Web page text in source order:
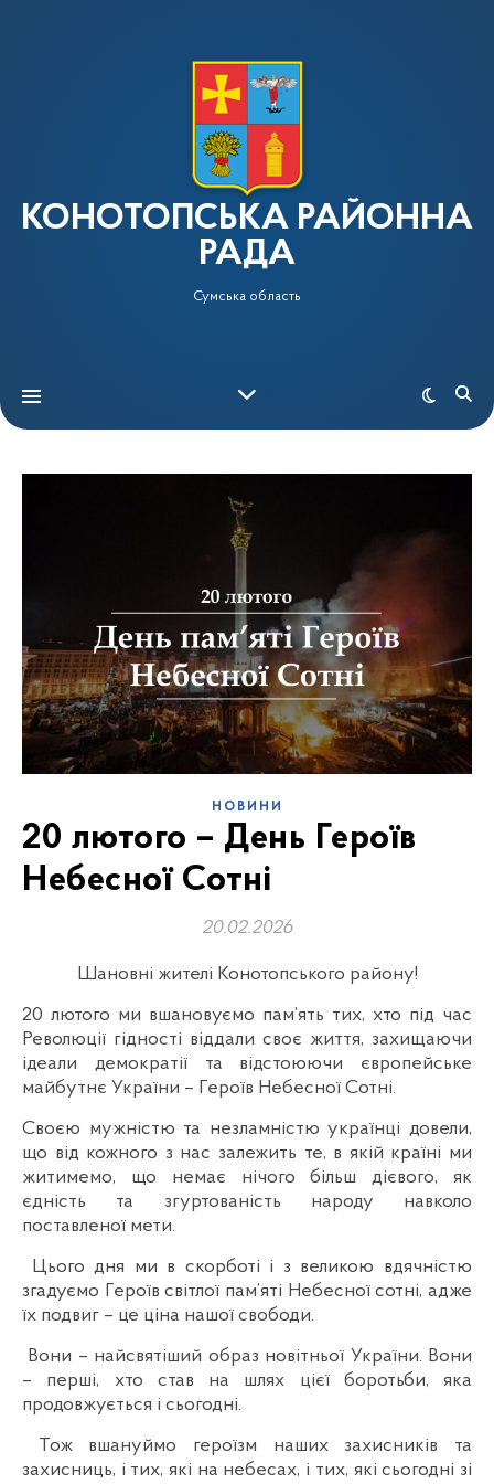
КОНОТОПСЬКА РАЙОННА
РАДА
Сумська область
НОВИНИ
20 лютого – День Героїв
Небесної Сотні
20.02.2026
Шановні жителі Конотопського району!
20 лютого ми вшановуємо пам’ять тих, хто під час
Революції гідності віддали своє життя, захищаючи
ідеали демократії та відстоюючи європейське
майбутнє України – Героїв Небесної Сотні.
Своєю мужністю та незламністю українці довели,
що від кожного з нас залежить те, в якій країні ми
житимемо, що немає нічого більш дієвого, як
єдність та згуртованість народу навколо
поставленої мети.
Цього дня ми в скорботі і з великою вдячністю
згадуємо Героїв світлої пам’яті Небесної сотні, адже
їх подвиг – це ціна нашої свободи.
Вони – найсвятіший образ новітньої України. Вони
– перші, хто став на шлях цієї боротьби, яка
продовжується і сьогодні.
Тож вшануймо героїзм наших захисників та
захисниць, і тих, які на небесах, і тих, які сьогодні зі